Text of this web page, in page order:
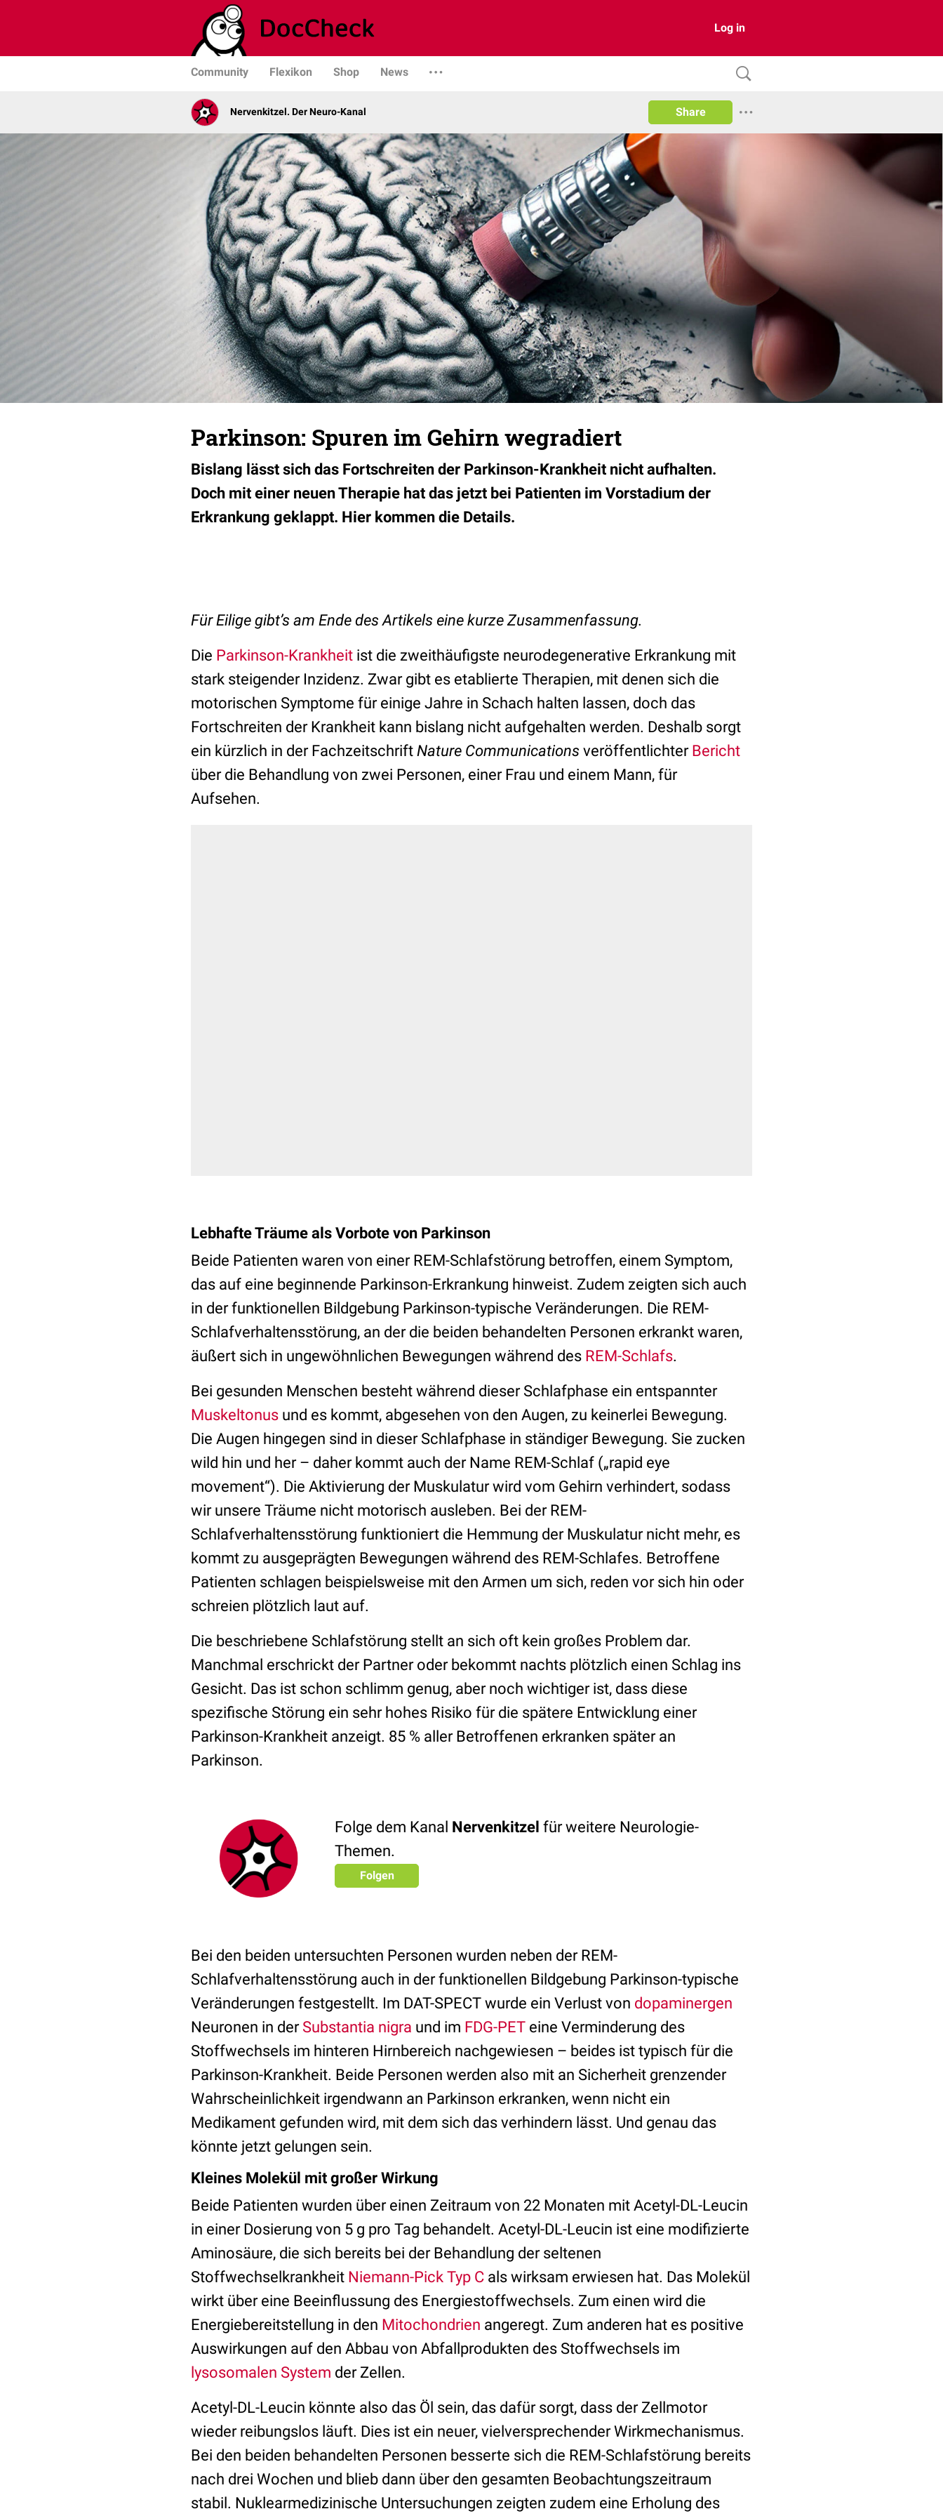
Log in
Community Flexikon Shop News
Nervenkitzel. Der Neuro-Kanal Share
Parkinson: Spuren im Gehirn wegradiert
Bislang lässt sich das Fortschreiten der Parkinson-Krankheit nicht aufhalten.
Doch mit einer neuen Therapie hat das jetzt bei Patienten im Vorstadium der
Erkrankung geklappt. Hier kommen die Details.
Für Eilige gibt’s am Ende des Artikels eine kurze Zusammenfassung.
Die Parkinson-Krankheit ist die zweithäufigste neurodegenerative Erkrankung mit
stark steigender Inzidenz. Zwar gibt es etablierte Therapien, mit denen sich die
motorischen Symptome für einige Jahre in Schach halten lassen, doch das
Fortschreiten der Krankheit kann bislang nicht aufgehalten werden. Deshalb sorgt
ein kürzlich in der Fachzeitschrift Nature Communications veröffentlichter Bericht
über die Behandlung von zwei Personen, einer Frau und einem Mann, für
Aufsehen.
Lebhafte Träume als Vorbote von Parkinson
Beide Patienten waren von einer REM-Schlafstörung betroffen, einem Symptom,
das auf eine beginnende Parkinson-Erkrankung hinweist. Zudem zeigten sich auch
in der funktionellen Bildgebung Parkinson-typische Veränderungen. Die REM-
Schlafverhaltensstörung, an der die beiden behandelten Personen erkrankt waren,
äußert sich in ungewöhnlichen Bewegungen während des REM-Schlafs.
Bei gesunden Menschen besteht während dieser Schlafphase ein entspannter
Muskeltonus und es kommt, abgesehen von den Augen, zu keinerlei Bewegung.
Die Augen hingegen sind in dieser Schlafphase in ständiger Bewegung. Sie zucken
wild hin und her – daher kommt auch der Name REM-Schlaf („rapid eye
movement“). Die Aktivierung der Muskulatur wird vom Gehirn verhindert, sodass
wir unsere Träume nicht motorisch ausleben. Bei der REM-
Schlafverhaltensstörung funktioniert die Hemmung der Muskulatur nicht mehr, es
kommt zu ausgeprägten Bewegungen während des REM-Schlafes. Betroffene
Patienten schlagen beispielsweise mit den Armen um sich, reden vor sich hin oder
schreien plötzlich laut auf.
Die beschriebene Schlafstörung stellt an sich oft kein großes Problem dar.
Manchmal erschrickt der Partner oder bekommt nachts plötzlich einen Schlag ins
Gesicht. Das ist schon schlimm genug, aber noch wichtiger ist, dass diese
spezifische Störung ein sehr hohes Risiko für die spätere Entwicklung einer
Parkinson-Krankheit anzeigt. 85 % aller Betroffenen erkranken später an
Parkinson.
Folge dem Kanal Nervenkitzel für weitere Neurologie-
Themen.
Folgen
Bei den beiden untersuchten Personen wurden neben der REM-
Schlafverhaltensstörung auch in der funktionellen Bildgebung Parkinson-typische
Veränderungen festgestellt. Im DAT-SPECT wurde ein Verlust von dopaminergen
Neuronen in der Substantia nigra und im FDG-PET eine Verminderung des
Stoffwechsels im hinteren Hirnbereich nachgewiesen – beides ist typisch für die
Parkinson-Krankheit. Beide Personen werden also mit an Sicherheit grenzender
Wahrscheinlichkeit irgendwann an Parkinson erkranken, wenn nicht ein
Medikament gefunden wird, mit dem sich das verhindern lässt. Und genau das
könnte jetzt gelungen sein.
Kleines Molekül mit großer Wirkung
Beide Patienten wurden über einen Zeitraum von 22 Monaten mit Acetyl-DL-Leucin
in einer Dosierung von 5 g pro Tag behandelt. Acetyl-DL-Leucin ist eine modifizierte
Aminosäure, die sich bereits bei der Behandlung der seltenen
Stoffwechselkrankheit Niemann-Pick Typ C als wirksam erwiesen hat. Das Molekül
wirkt über eine Beeinflussung des Energiestoffwechsels. Zum einen wird die
Energiebereitstellung in den Mitochondrien angeregt. Zum anderen hat es positive
Auswirkungen auf den Abbau von Abfallprodukten des Stoffwechsels im
lysosomalen System der Zellen.
Acetyl-DL-Leucin könnte also das Öl sein, das dafür sorgt, dass der Zellmotor
wieder reibungslos läuft. Dies ist ein neuer, vielversprechender Wirkmechanismus.
Bei den beiden behandelten Personen besserte sich die REM-Schlafstörung bereits
nach drei Wochen und blieb dann über den gesamten Beobachtungszeitraum
stabil. Nuklearmedizinische Untersuchungen zeigten zudem eine Erholung des